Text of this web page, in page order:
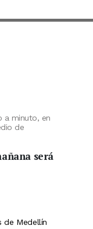
Minuto30 en
en LinkedIn
en
a minuto, en
de
será
de Medellín